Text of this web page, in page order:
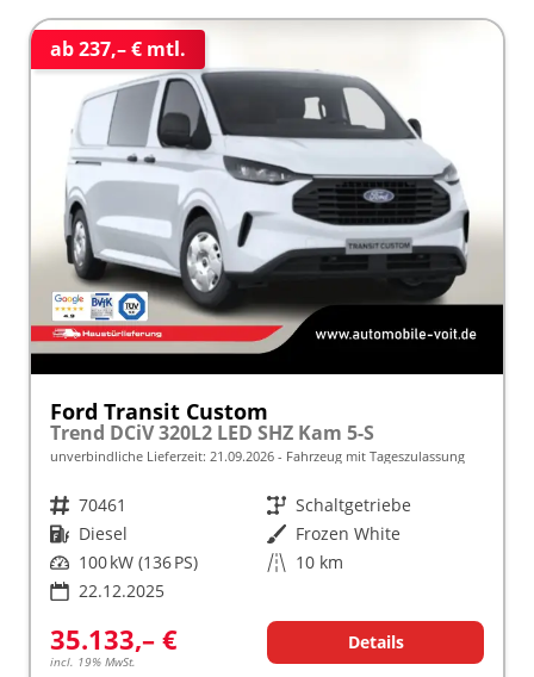
ab 237,– € mtl.
Ford Transit Custom
Trend DCiV 320L2 LED SHZ Kam 5-S
unverbindliche Lieferzeit: 21.09.2026 Fahrzeug mit Tageszulassung
Fahrzeugnr. 70461 Getriebe Schaltgetriebe
Kraftstoff Diesel Außenfarbe Frozen White
Leistung 100 kW (136 PS) Kilometerstand 10 km
22.12.2025
35.133,– €
incl. 19% MwSt.
Details